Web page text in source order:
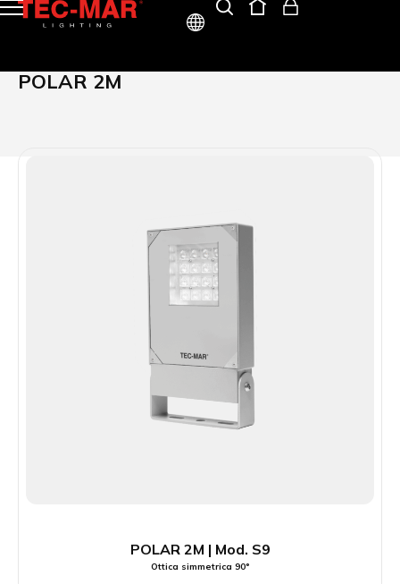
POLAR 2M
POLAR 2M | Mod. S9
Ottica simmetrica 90°